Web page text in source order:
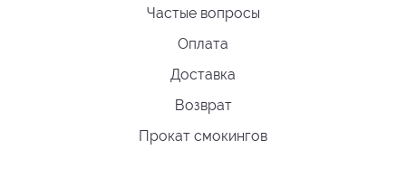
Частые вопросы
Оплата
Доставка
Возврат
Прокат смокингов